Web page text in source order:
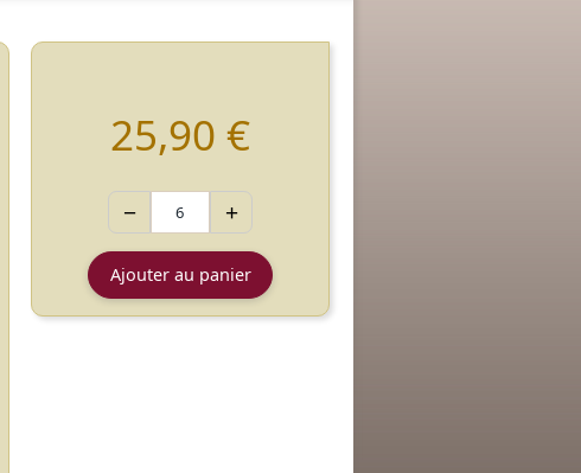
25,90 €
− +
Ajouter au panier